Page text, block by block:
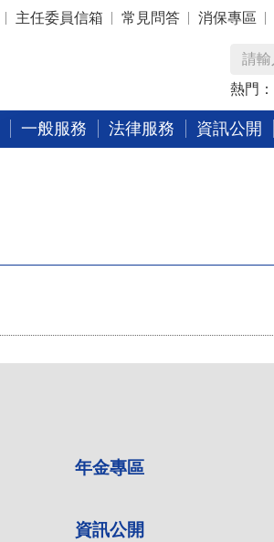
主任委員信箱 常見問答 消保專區
熱門：
一般服務 法律服務 資訊公開
年金專區
資訊公開